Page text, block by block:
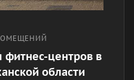
центров в
области